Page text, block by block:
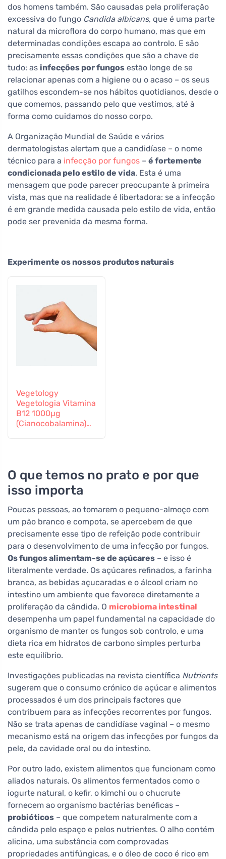
dos homens também. São causadas pela proliferação
excessiva do fungo Candida albicans, que é uma parte
natural da microflora do corpo humano, mas que em
determinadas condições escapa ao controlo. E são
precisamente essas condições que são a chave de
tudo: as infecções por fungos estão longe de se
relacionar apenas com a higiene ou o acaso – os seus
gatilhos escondem-se nos hábitos quotidianos, desde o
que comemos, passando pelo que vestimos, até à
forma como cuidamos do nosso corpo.
A Organização Mundial de Saúde e vários
dermatologistas alertam que a candidíase – o nome
técnico para a infecção por fungos – é fortemente
condicionada pelo estilo de vida. Esta é uma
mensagem que pode parecer preocupante à primeira
vista, mas que na realidade é libertadora: se a infecção
é em grande medida causada pelo estilo de vida, então
pode ser prevenida da mesma forma.
Experimente os nossos produtos naturais
Vegetology
Vegetologia Vitamina
B12 1000µg
(Cianocobalamina)
O que temos no prato e por que
isso importa
Poucas pessoas, ao tomarem o pequeno-almoço com
um pão branco e compota, se apercebem de que
precisamente esse tipo de refeição pode contribuir
para o desenvolvimento de uma infecção por fungos.
Os fungos alimentam-se de açúcares – e isso é
literalmente verdade. Os açúcares refinados, a farinha
branca, as bebidas açucaradas e o álcool criam no
intestino um ambiente que favorece diretamente a
proliferação da cândida. O microbioma intestinal
desempenha um papel fundamental na capacidade do
organismo de manter os fungos sob controlo, e uma
dieta rica em hidratos de carbono simples perturba
este equilíbrio.
Investigações publicadas na revista científica Nutrients
sugerem que o consumo crónico de açúcar e alimentos
processados é um dos principais factores que
contribuem para as infecções recorrentes por fungos.
Não se trata apenas de candidíase vaginal – o mesmo
mecanismo está na origem das infecções por fungos da
pele, da cavidade oral ou do intestino.
Por outro lado, existem alimentos que funcionam como
aliados naturais. Os alimentos fermentados como o
iogurte natural, o kefir, o kimchi ou o chucrute
fornecem ao organismo bactérias benéficas –
probióticos – que competem naturalmente com a
cândida pelo espaço e pelos nutrientes. O alho contém
alicina, uma substância com comprovadas
propriedades antifúngicas, e o óleo de coco é rico em